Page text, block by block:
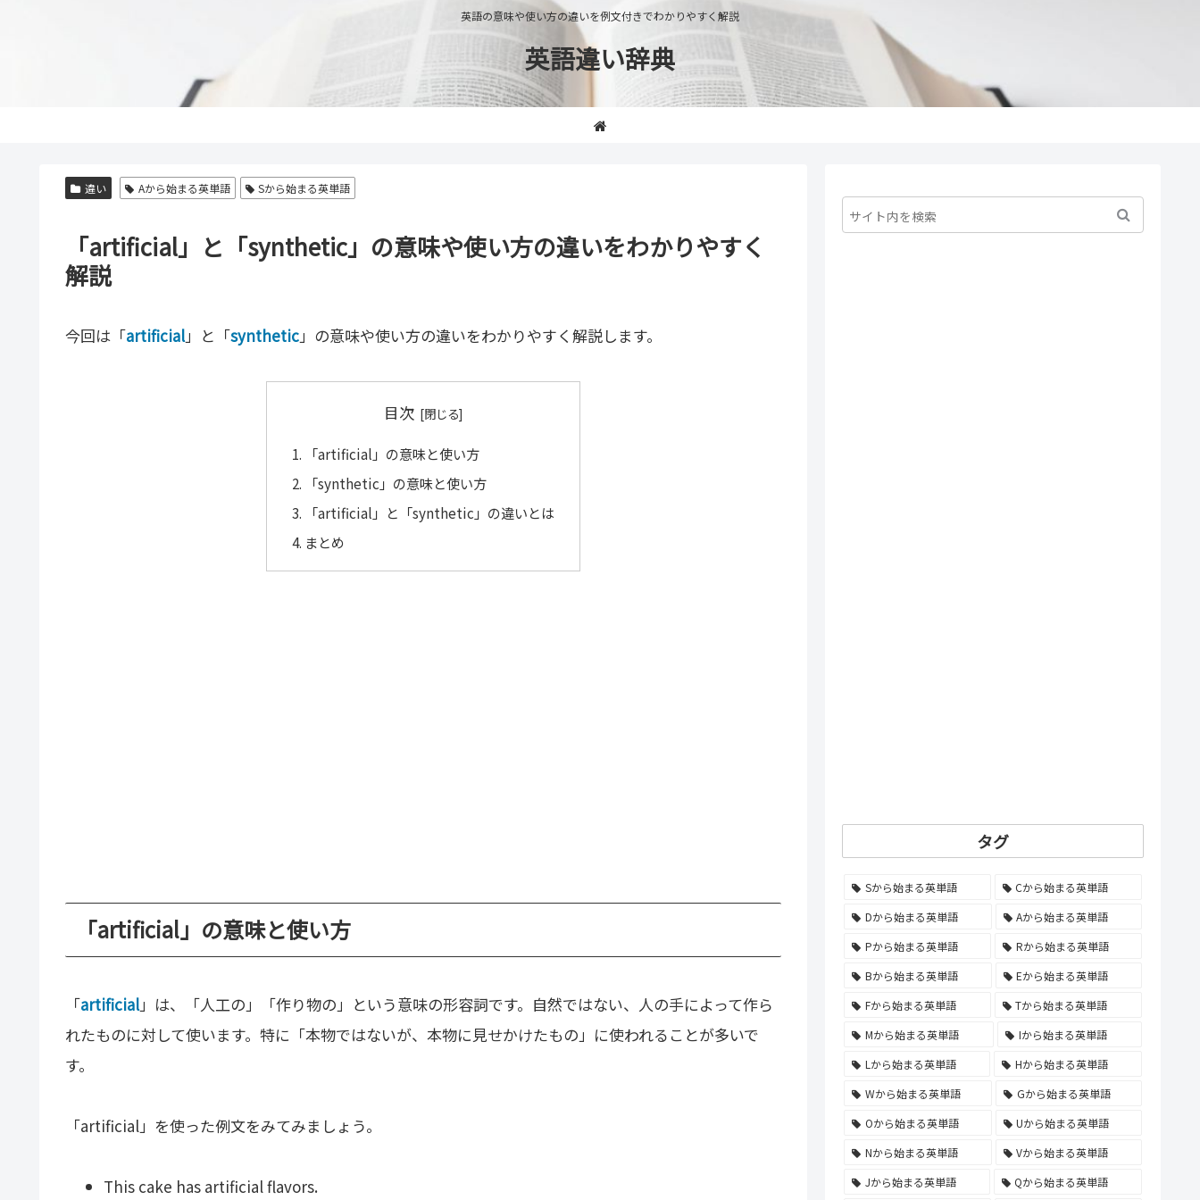
英語の意味や使い方の違いを例文付きでわかりやすく解説
英語違い辞典
違い Aから始まる英単語 Sから始まる英単語
「artificial」と「synthetic」の意味や使い方の違いをわかりやすく
解説
今回は「artificial」と「synthetic」の意味や使い方の違いをわかりやすく解説します。
目次
「artificial」の意味と使い方
「synthetic」の意味と使い方
「artificial」と「synthetic」の違いとは
まとめ
「artificial」の意味と使い方
「artificial」は、「人工の」「作り物の」という意味の形容詞です。自然ではない、人の手によって作ら
れたものに対して使います。特に「本物ではないが、本物に見せかけたもの」に使われることが多いで
す。
「artificial」を使った例文をみてみましょう。
This cake has artificial flavors.
タグ
Sから始まる英単語
Cから始まる英単語
Dから始まる英単語
Aから始まる英単語
Pから始まる英単語
Rから始まる英単語
Bから始まる英単語
Eから始まる英単語
Fから始まる英単語
Tから始まる英単語
Mから始まる英単語
Iから始まる英単語
Lから始まる英単語
Hから始まる英単語
Wから始まる英単語
Gから始まる英単語
Oから始まる英単語
Uから始まる英単語
Nから始まる英単語
Vから始まる英単語
Jから始まる英単語
Qから始まる英単語